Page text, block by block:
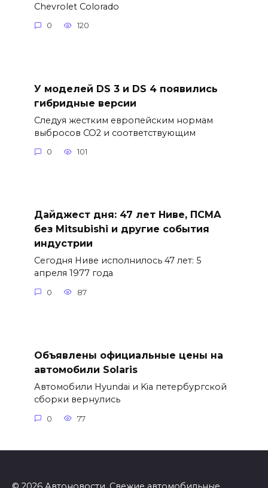
Chevrolet Colorado
0 120
У моделей DS 3 и DS 4 появились
гибридные версии
Следуя жестким европейским нормам
выбросов CO2 и соответствующим
0 101
Дайджест дня: 47 лет Ниве, ПСМА
без Mitsubishi и другие события
индустрии
Сегодня Ниве исполнилось 47 лет: 5
апреля 1977 года
0 87
Объявлены официальные цены на
автомобили Solaris
Автомобили Hyundai и Kia петербургской
сборки вернулись
0 77